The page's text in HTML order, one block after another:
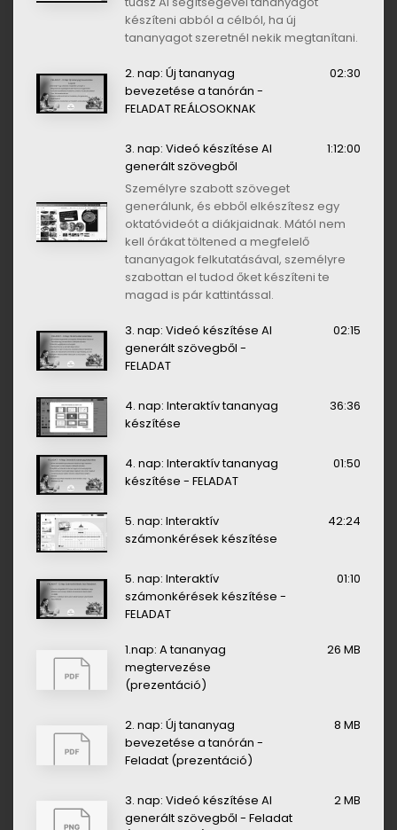
készíteni abból a célból, ha új
tananyagot szeretnél nekik megtanítani.
2. nap: Új tananyag
bevezetése a tanórán -
FELADAT REÁLOSOKNAK
02:30
3. nap: Videó készítése AI
generált szövegből
1:12:00
Személyre szabott szöveget
generálunk, és ebből elkészítesz egy
oktatóvideót a diákjaidnak. Mától nem
kell órákat töltened a megfelelő
tananyagok felkutatásával, személyre
szabottan el tudod őket készíteni te
magad is pár kattintással.
3. nap: Videó készítése AI
generált szövegből -
FELADAT
02:15
4. nap: Interaktív tananyag
készítése
36:36
4. nap: Interaktív tananyag
készítése - FELADAT
01:50
5. nap: Interaktív
számonkérések készítése
42:24
5. nap: Interaktív
számonkérések készítése -
FELADAT
01:10
1.nap: A tananyag
megtervezése
(prezentáció)
26 MB
2. nap: Új tananyag
bevezetése a tanórán -
Feladat (prezentáció)
8 MB
3. nap: Videó készítése AI
generált szövegből - Feladat
2 MB